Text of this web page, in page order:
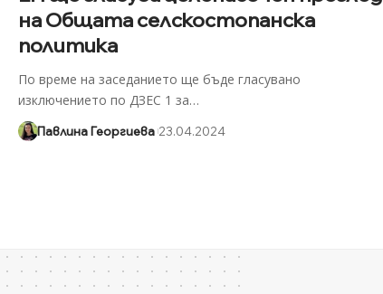
на Общата селскостопанска
политика
По време на заседанието ще бъде гласувано
изключението по ДЗЕС 1 за…
Павлина Георгиева 23.04.2024